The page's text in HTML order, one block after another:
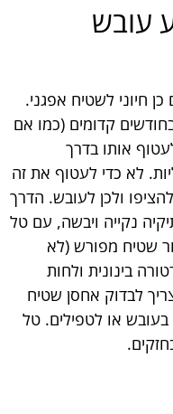
עובש
חיוני לשטיח אפגני.
קדומים (כמו אם
אותו בדרך
לא כדי לעטוף את זה
ולכן לעובש. הדרך
נקייה ויבשה, עם טל
שטיח מפורש (לא
בינונית ולחות
לבדוק אחסן שטיח
או לטפילים. טל